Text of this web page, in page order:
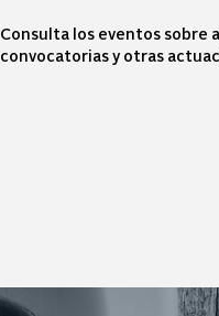
Consulta los eventos sobre
convocatorias y otras